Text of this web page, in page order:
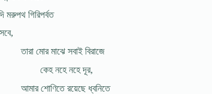
মরুপথ গিরিপর্বত
তারা মোর মাঝে সবাই বিরাজে
কেহ নহে নহে দূর,
আমার শোণিতে রয়েছে ধ্বনিতে